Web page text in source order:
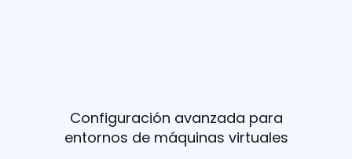
Configuración avanzada para
entornos de máquinas virtuales